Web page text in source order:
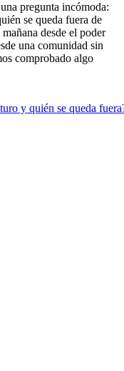
pregunta incómoda:
se queda fuera de
desde el poder
una comunidad sin
comprobado algo
y quién se queda